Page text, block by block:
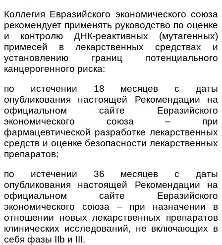
Коллегия Евразийского экономического союза
рекомендует применять руководство по оценке
и контролю ДНК-реактивных (мутагенных)
примесей в лекарственных средствах и
установлению границ потенциального
канцерогенного риска:
по истечении 18 месяцев с даты
опубликования настоящей Рекомендации на
официальном сайте Евразийского
экономического союза – при
фармацевтической разработке лекарственных
средств и оценке безопасности лекарственных
препаратов;
по истечении 36 месяцев с даты
опубликования настоящей Рекомендации на
официальном сайте Евразийского
экономического союза – при назначении в
отношении новых лекарственных препаратов
клинических исследований, не включающих в
себя фазы IIb и III.